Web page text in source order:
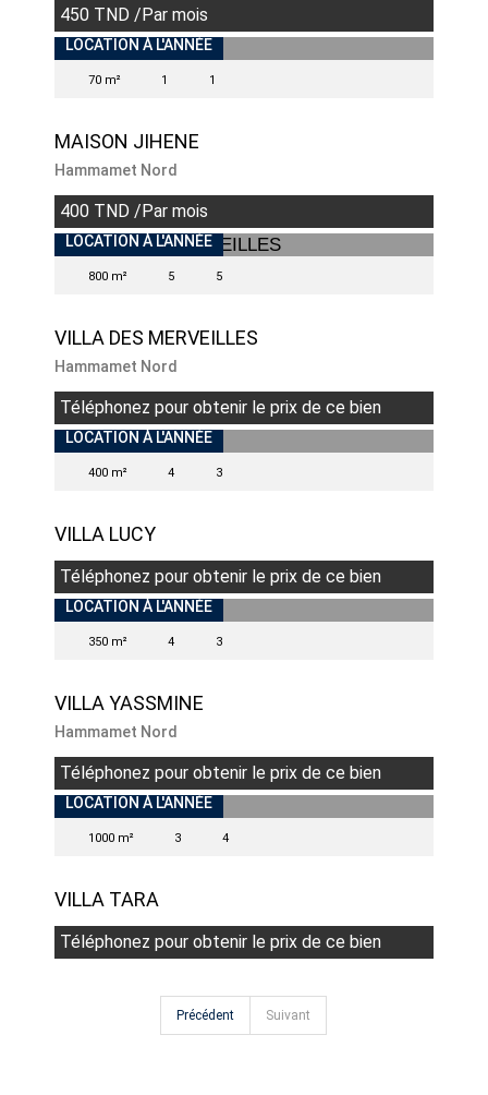
450 TND /Par mois
INDISPONIBLE
LOCATION À L'ANNÉE
70 m² 1 1
MAISON JIHENE
Hammamet Nord
400 TND /Par mois
INDISPONIBLE
LOCATION À L'ANNÉE
800 m² 5 5
VILLA DES MERVEILLES
Hammamet Nord
Téléphonez pour obtenir le prix de ce bien
INDISPONIBLE
LOCATION À L'ANNÉE
400 m² 4 3
VILLA LUCY
Téléphonez pour obtenir le prix de ce bien
LOCATION À L'ANNÉE
350 m² 4 3
VILLA YASSMINE
Hammamet Nord
Téléphonez pour obtenir le prix de ce bien
LOCATION À L'ANNÉE
1000 m² 3 4
VILLA TARA
Téléphonez pour obtenir le prix de ce bien
Précédent Suivant